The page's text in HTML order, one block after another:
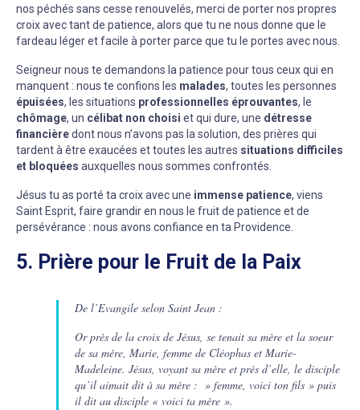
nos péchés sans cesse renouvelés, merci de porter nos propres
croix avec tant de patience, alors que tu ne nous donne que le
fardeau léger et facile à porter parce que tu le portes avec nous.
Seigneur nous te demandons la patience pour tous ceux qui en
manquent : nous te confions les malades, toutes les personnes
épuisées, les situations professionnelles éprouvantes, le
chômage, un célibat non choisi et qui dure, une détresse
financièredont nous n’avons pas la solution, des prières qui
tardent à être exaucées et toutes les autres situations difficiles
et bloquées auxquelles nous sommes confrontés.
Jésus tu as porté ta croix avec une immense patience, viens
Saint Esprit, faire grandir en nous le fruit de patience et de
persévérance : nous avons confiance en ta Providence.
5. Prière pour le Fruit de la Paix
De l’Evangile selon Saint Jean :
Or près de la croix de Jésus, se tenait sa mère et la soeur
de sa mère, Marie, femme de Cléophas et Marie-
Madeleine. Jésus, voyant sa mère et près d’elle, le disciple
qu’il aimait dit à sa mère : » femme, voici ton fils » puis
il dit au disciple « voici ta mère ».